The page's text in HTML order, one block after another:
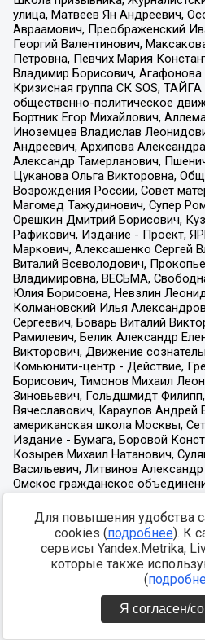
Для повышения удобства
cookies (подробнее). К
сервисы Yandex.Metrika,
которые также
(
Я согласен/